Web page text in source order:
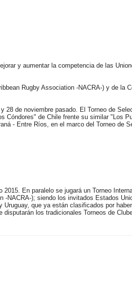
y aumentar la competencia de las
Rugby Association -NACRA-) y de la
28 de noviembre pasado. El Torneo de
Cóndores" de Chile frente su similar "Los
- Entre Ríos, en el marco del Torneo de
En paralelo se jugará un Torneo
-NACRA-); siendo los invitados Estados
que ya están clasificados por
los tradicionales Torneos de